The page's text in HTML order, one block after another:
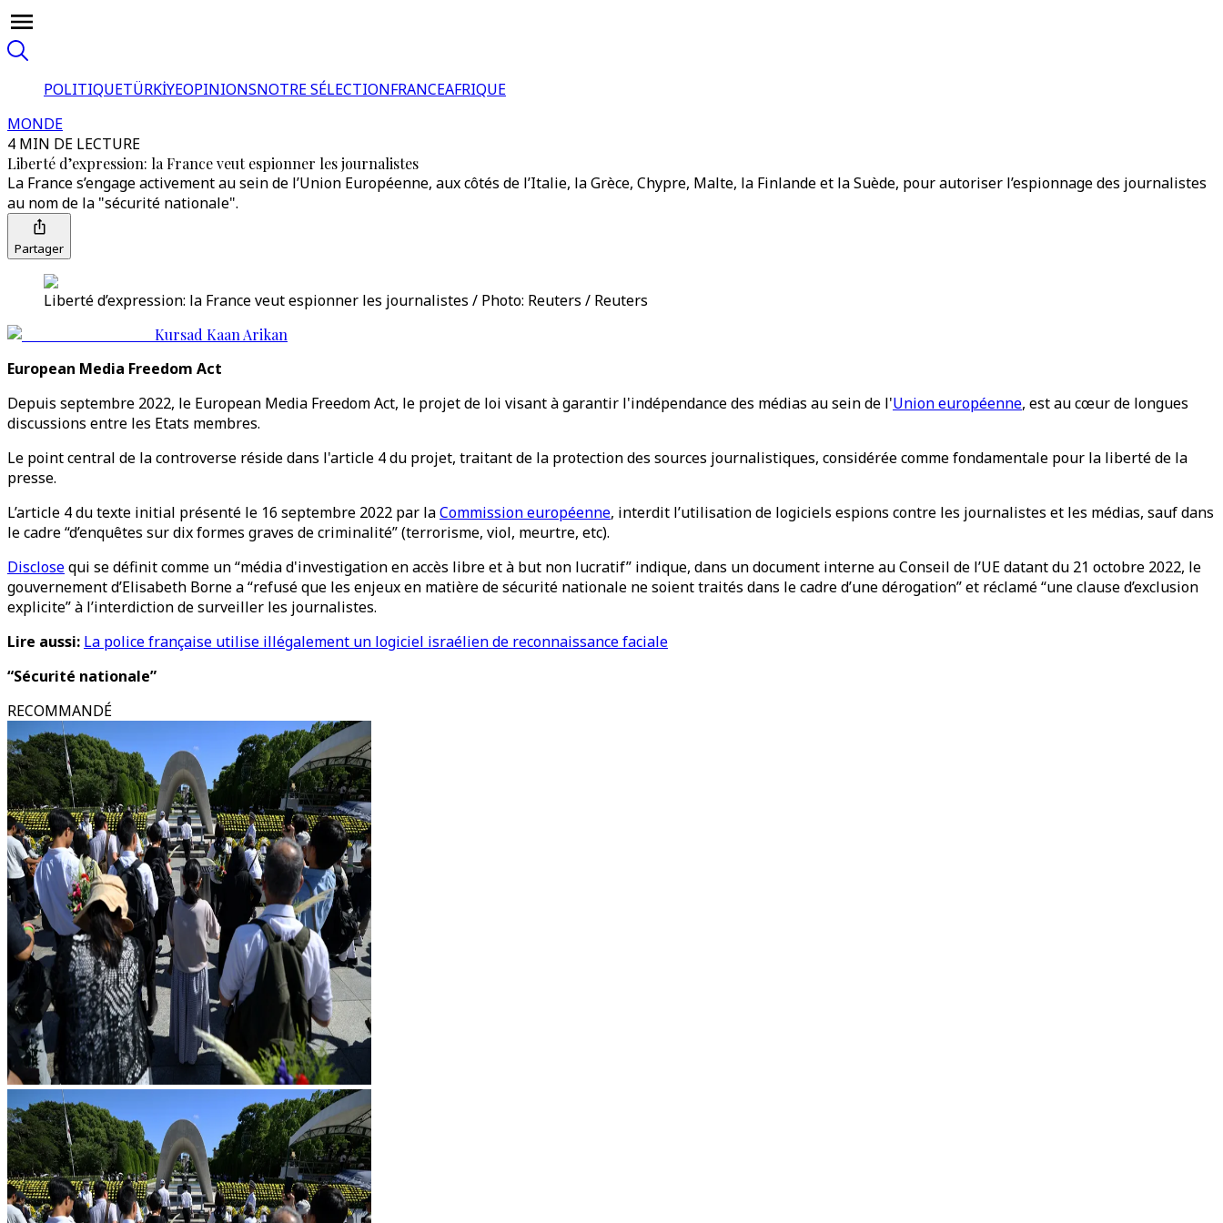
POLITIQUETÜRKİYEOPINIONSNOTRE SÉLECTIONFRANCEAFRIQUE
MONDE
4 MIN DE LECTURE
Liberté d’expression: la France veut espionner les journalistes
La France s’engage activement au sein de l’Union Européenne, aux côtés de l’Italie, la Grèce, Chypre, Malte, la Finlande et la Suède, pour autoriser l’espionnage des journalistes
au nom de la "sécurité nationale".
Partager
Liberté d’expression: la France veut espionner les journalistes / Photo: Reuters / Reuters
Kursad Kaan Arikan
European Media Freedom Act
Depuis septembre 2022, le European Media Freedom Act, le projet de loi visant à garantir l'indépendance des médias au sein de l'Union européenne, est au cœur de longues
discussions entre les Etats membres.
Le point central de la controverse réside dans l'article 4 du projet, traitant de la protection des sources journalistiques, considérée comme fondamentale pour la liberté de la
presse.
L’article 4 du texte initial présenté le 16 septembre 2022 par laCommission européenne, interdit l’utilisation de logiciels espions contre les journalistes et les médias, sauf dans
le cadre “d’enquêtes sur dix formes graves de criminalité” (terrorisme, viol, meurtre, etc).
Disclosequi se définit comme un “média d'investigation en accès libre et à but non lucratif” indique, dans un document interne au Conseil de l’UE datant du 21 octobre 2022, le
gouvernement d’Elisabeth Borne a “refusé que les enjeux en matière de sécurité nationale ne soient traités dans le cadre d’une dérogation” et réclamé “une clause d’exclusion
explicite” à l’interdiction de surveiller les journalistes.
Lire aussi: La police française utilise illégalement un logiciel israélien de reconnaissance faciale
“Sécurité nationale”
RECOMMANDÉ